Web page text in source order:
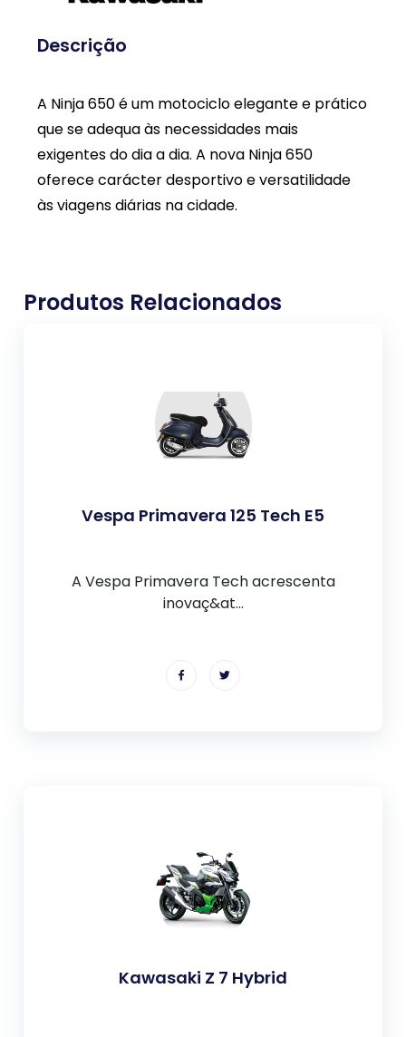
Descrição
A Ninja 650 é um motociclo elegante e prático
que se adequa às necessidades mais
exigentes do dia a dia. A nova Ninja 650
oferece carácter desportivo e versatilidade
às viagens diárias na cidade.
Produtos Relacionados
Vespa Primavera 125 Tech E5
A Vespa Primavera Tech acrescenta
inovaç&at...
Kawasaki Z 7 Hybrid